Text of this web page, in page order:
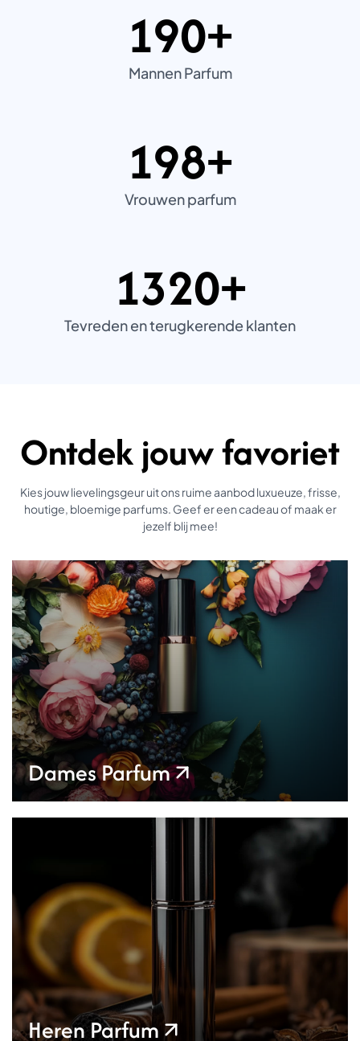
190+
Mannen Parfum
198+
Vrouwen parfum
1320+
Tevreden en terugkerende klanten
Ontdek jouw favoriet
Kies jouw lievelingsgeur uit ons ruime aanbod luxueuze, frisse,
houtige, bloemige parfums. Geef er een cadeau of maak er
jezelf blij mee!
Dames Parfum
Heren Parfum